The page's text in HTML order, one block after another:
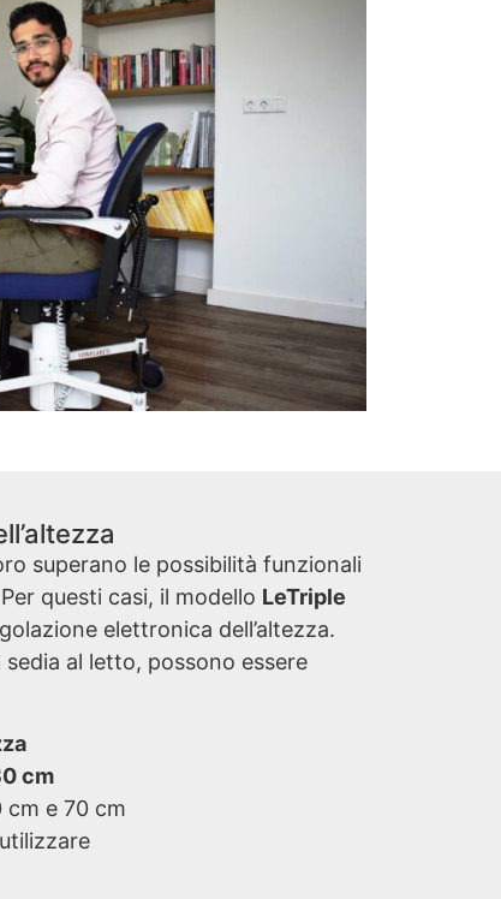
superano le possibilità funzionali
questi casi, il modello LeTriple
elettronica dell’altezza.
al letto, possono essere
cm
cm e 70 cm